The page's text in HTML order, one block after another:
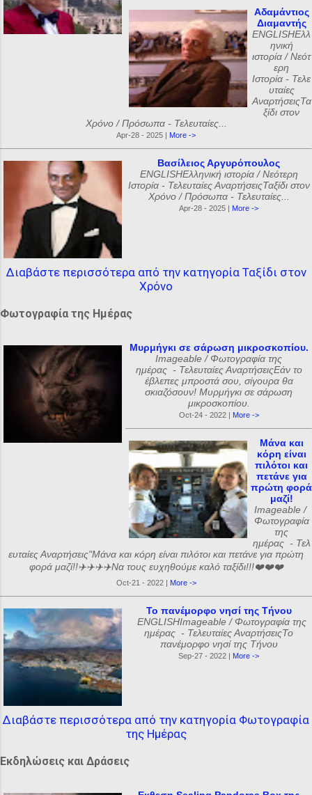
Αδαμάντιος
Διαμαντής
ENGLISHΕλλ
ηνική
ιστορία / Νεότ
ερη
Ιστορία - Τελε
υταίες
ΑναρτήσειςΤα
ξίδι στον
Χρόνο / Πρόσωπα - Τελευταίες...
Apr-28 - 2025 | More ->
Βασίλειος Αργυρόπουλος
ENGLISHΕλληνική ιστορία / Νεότερη
Ιστορία - Τελευταίες ΑναρτήσειςΤαξίδι στον
Χρόνο / Πρόσωπα - Τελευταίες...
Apr-28 - 2025 | More ->
Διαβάστε περισσότερα από την κατηγορία Ταξίδι στον
Χρόνο
Φωτογραφία της Ημέρας
Μυρμήγκι σε σάρωση μικροσκοπίου.
Imageable / Φωτογραφία της
ημέρας - Τελευταίες ΑναρτήσειςΕάν το
έβλεπες μπροστά σου, σίγουρα θα
σκιαζόσουν! Μυρμήγκι σε σάρωση
μικροσκοπίου.
Oct-24 - 2022 | More ->
Μάνα και
κόρη είναι
πιλότοι και
πετάνε για
πρώτη φορά
μαζί!
Imageable /
Φωτογραφία
της
ημέρας - Τελ
ευταίες Αναρτήσεις"Μάνα και κόρη είναι πιλότοι και πετάνε για πρώτη
φορά μαζί!!✈️✈️✈️✈️Να τους ευχηθούμε καλό ταξίδι!!!❤️❤️❤️
Oct-21 - 2022 | More ->
Το πανέμορφο νησί της Τήνου
ENGLISHImageable / Φωτογραφία της
ημέρας - Τελευταίες ΑναρτήσειςΤο
πανέμορφο νησί της Τήνου
Sep-27 - 2022 | More ->
Διαβάστε περισσότερα από την κατηγορία Φωτογραφία
της Ημέρας
Εκδηλώσεις και Δράσεις